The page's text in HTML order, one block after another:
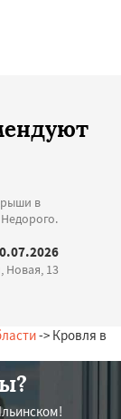
в
Новая, 13
-> Кровля в